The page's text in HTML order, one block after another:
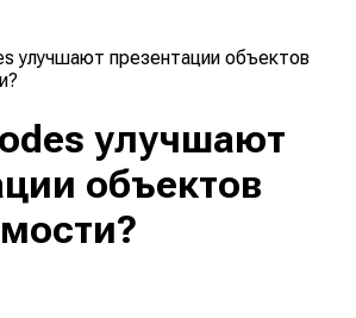
улучшают презентации объектов
улучшают
объектов